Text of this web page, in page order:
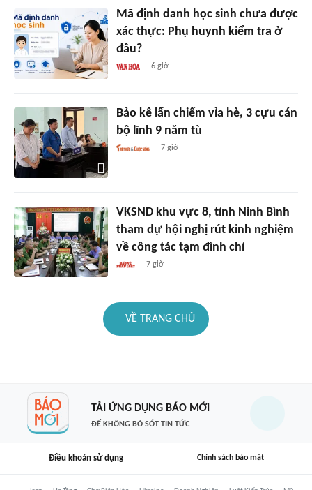
Mã định danh học sinh chưa được
xác thực: Phụ huynh kiểm tra ở
đâu?
6 giờ
Bảo kê lấn chiếm vỉa hè, 3 cựu cán
bộ lĩnh 9 năm tù
7 giờ
VKSND khu vực 8, tỉnh Ninh Bình
tham dự hội nghị rút kinh nghiệm
về công tác tạm đình chỉ
7 giờ
VỀ TRANG CHỦ
TẢI ỨNG DỤNG BÁO MỚI
ĐỂ KHÔNG BỎ SÓT TIN TỨC
Điều khoản sử dụng Chính sách bảo mật